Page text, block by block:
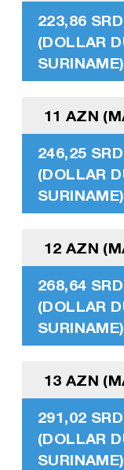
223,86 SRD
(DOLLAR
SURINAME)
11 AZN
246,25 SRD
(DOLLAR
SURINAME)
12 AZN
268,64 SRD
(DOLLAR
SURINAME)
13 AZN
291,02 SRD
(DOLLAR
SURINAME)